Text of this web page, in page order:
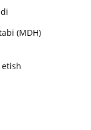
(MDH)
etish